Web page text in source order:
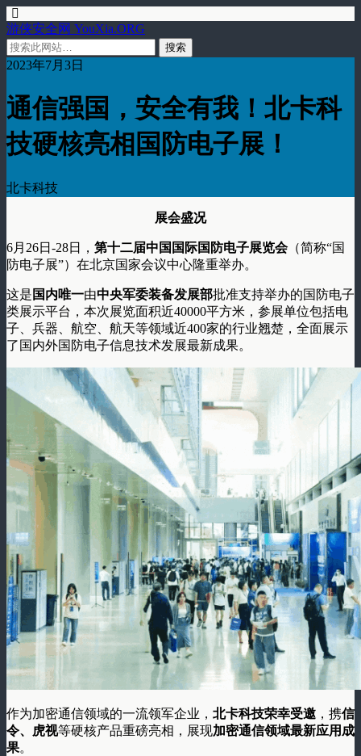
游侠安全网 YouXia.ORG
2023年7月3日
通信强国，安全有我！北卡科
技硬核亮相国防电子展！
北卡科技
展会盛况
6月26日-28日， 第十二届中国国际国防电子展览会（简称“国
防电子展”）在北京国家会议中心隆重举办。
这是 国内唯一由中央军委装备发展部批准支持举办的国防电子
类展示平台，本次展览面积近40000平方米，参展单位包括电
子、兵器、航空、航天等领域近400家的行业翘楚，全面展示
了国内外国防电子信息技术发展最新成果。
作为加密通信领域的一流领军企业， 北卡科技荣幸受邀 ，携信
令、虎视等硬核产品重磅亮相，展现加密通信领域最新应用成
果。